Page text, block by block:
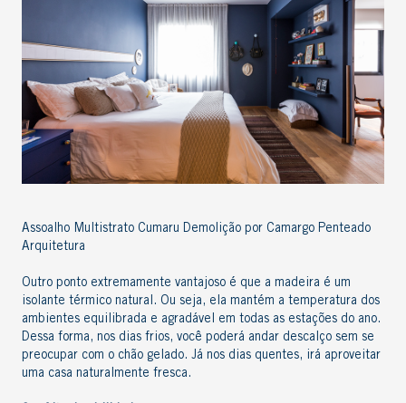
Assoalho Multistrato Cumaru Demolição por Camargo Penteado
Arquitetura
Outro ponto extremamente vantajoso é que a madeira é um
isolante térmico natural . Ou seja, ela mantém a temperatura dos
ambientes equilibrada e agradável em todas as estações do ano.
Dessa forma, nos dias frios, você poderá andar descalço sem se
preocupar com o chão gelado. Já nos dias quentes, irá aproveitar
uma casa naturalmente fresca.